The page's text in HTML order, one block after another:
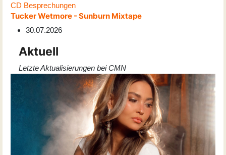
CD Besprechungen
Tucker Wetmore - Sunburn Mixtape
30.07.2026
Aktuell
Letzte Aktualisierungen bei CMN